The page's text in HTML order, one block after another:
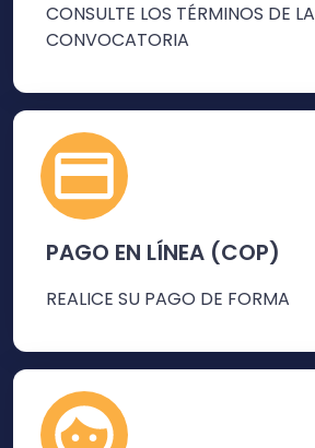
CONSULTE LOS TÉRMINOS DE LA
CONVOCATORIA
PAGO EN LÍNEA (COP)
REALICE SU PAGO DE FORMA